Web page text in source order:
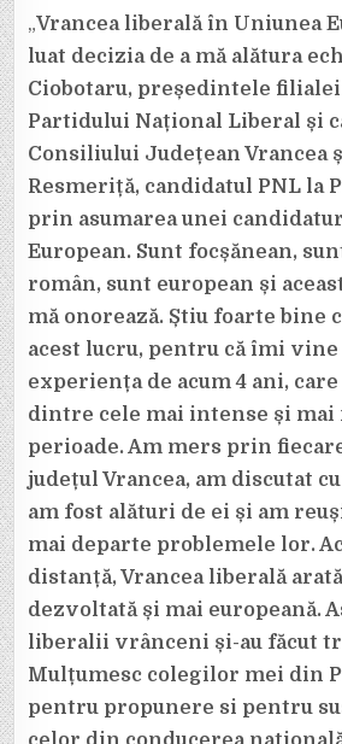
„Vrancea liberală în Uniunea
luat decizia de a mă alătura
Ciobotaru, președintele
Partidului Național Liberal și
Consiliului Județean Vrancea
Resmeriță, candidatul PNL la
prin asumarea unei
European. Sunt focșănean,
român, sunt european și
mă onorează. Știu foarte bine
acest lucru, pentru că îmi
experiența de acum 4 ani,
dintre cele mai intense și mai
perioade. Am mers prin
județul Vrancea, am discutat
am fost alături de ei și am
mai departe problemele lor.
distanță, Vrancea liberală
dezvoltată și mai europeană.
liberalii vrânceni și-au făcut
Mulțumesc colegilor mei din
pentru propunere si pentru